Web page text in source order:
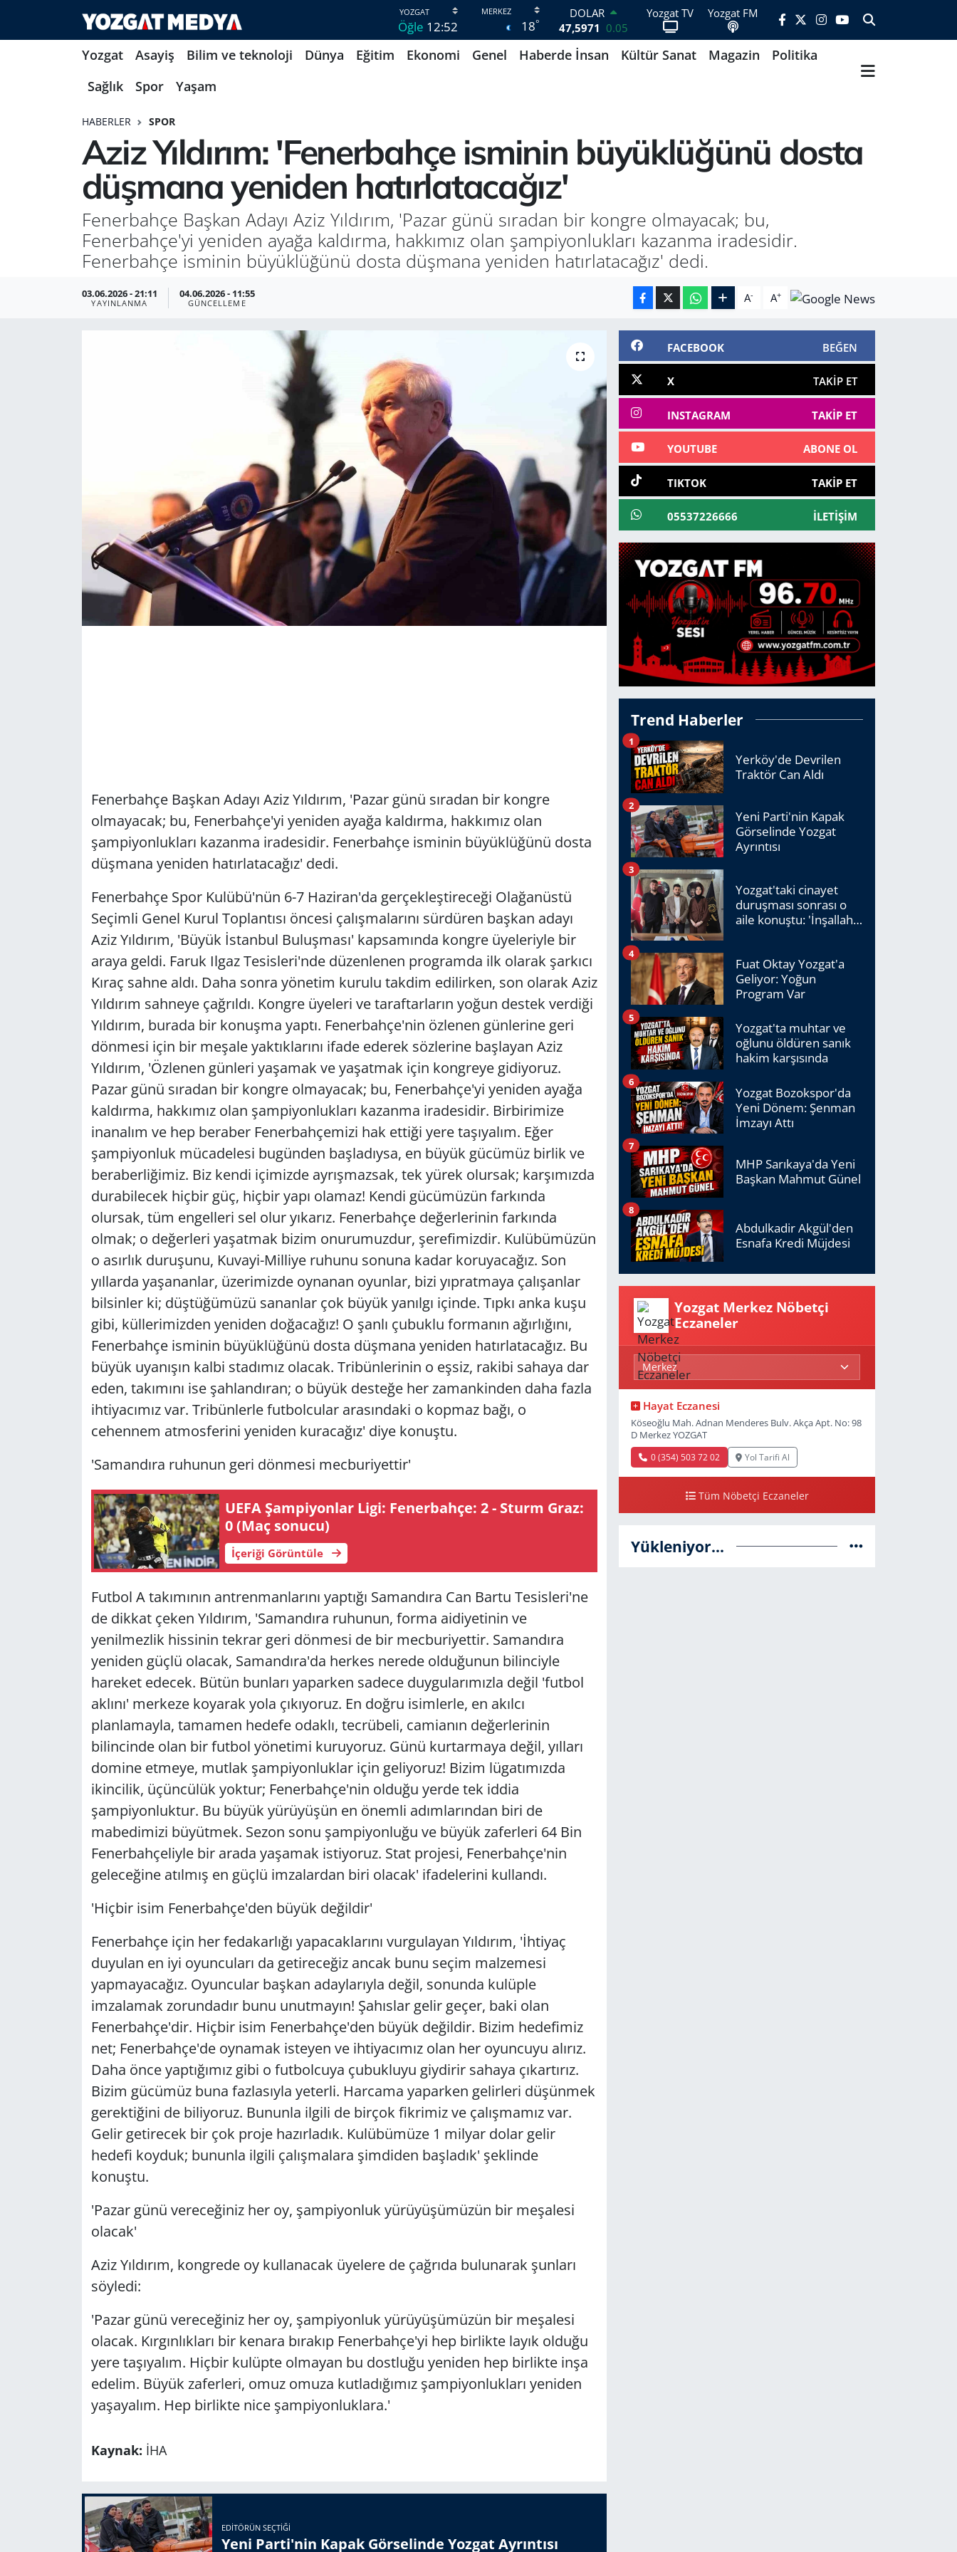
Öğle 12:52 18°
DOLAR
47,5971 0.05
EURO
55,1336 0.18
13.703 11
BITCOIN
64.927,78
1.32
Yozgat TV Yozgat FM
Yozgat Asayiş Bilim ve teknoloji Dünya Eğitim Ekonomi Genel Haberde İnsan Kültür Sanat Magazin
Politika
Sağlık
Spor Yaşam
HABERLER SPOR
Aziz Yıldırım: 'Fenerbahçe isminin büyüklüğünü dosta
düşmana yeniden hatırlatacağız'
Fenerbahçe Başkan Adayı Aziz Yıldırım, 'Pazar günü sıradan bir kongre olmayacak; bu,
Fenerbahçe'yi yeniden ayağa kaldırma, hakkımız olan şampiyonlukları kazanma iradesidir.
Fenerbahçe isminin büyüklüğünü dosta düşmana yeniden hatırlatacağız' dedi.
03.06.2026 - 21:11
YAYINLANMA
04.06.2026 - 11:55
GÜNCELLEME A- A+
Fenerbahçe Başkan Adayı Aziz Yıldırım, 'Pazar günü sıradan bir kongre
olmayacak; bu, Fenerbahçe'yi yeniden ayağa kaldırma, hakkımız olan
şampiyonlukları kazanma iradesidir. Fenerbahçe isminin büyüklüğünü dosta
düşmana yeniden hatırlatacağız' dedi.
Fenerbahçe Spor Kulübü'nün 6-7 Haziran'da gerçekleştireceği Olağanüstü
Seçimli Genel Kurul Toplantısı öncesi çalışmalarını sürdüren başkan adayı
Aziz Yıldırım, 'Büyük İstanbul Buluşması' kapsamında kongre üyeleriyle bir
araya geldi. Faruk Ilgaz Tesisleri'nde düzenlenen programda ilk olarak şarkıcı
Kıraç sahne aldı. Daha sonra yönetim kurulu takdim edilirken, son olarak Aziz
Yıldırım sahneye çağrıldı. Kongre üyeleri ve taraftarların yoğun destek verdiği
Yıldırım, burada bir konuşma yaptı. Fenerbahçe'nin özlenen günlerine geri
dönmesi için bir meşale yaktıklarını ifade ederek sözlerine başlayan Aziz
Yıldırım, 'Özlenen günleri yaşamak ve yaşatmak için kongreye gidiyoruz.
Pazar günü sıradan bir kongre olmayacak; bu, Fenerbahçe'yi yeniden ayağa
kaldırma, hakkımız olan şampiyonlukları kazanma iradesidir. Birbirimize
inanalım ve hep beraber Fenerbahçemizi hak ettiği yere taşıyalım. Eğer
şampiyonluk mücadelesi bugünden başladıysa, en büyük gücümüz birlik ve
beraberliğimiz. Biz kendi içimizde ayrışmazsak, tek yürek olursak; karşımızda
durabilecek hiçbir güç, hiçbir yapı olamaz! Kendi gücümüzün farkında
olursak, tüm engelleri sel olur yıkarız. Fenerbahçe değerlerinin farkında
olmak; o değerleri yaşatmak bizim onurumuzdur, şerefimizdir. Kulübümüzün
o asırlık duruşunu, Kuvayi-Milliye ruhunu sonuna kadar koruyacağız. Son
yıllarda yaşananlar, üzerimizde oynanan oyunlar, bizi yıpratmaya çalışanlar
bilsinler ki; düştüğümüzü sananlar çok büyük yanılgı içinde. Tıpkı anka kuşu
gibi, küllerimizden yeniden doğacağız! O şanlı çubuklu formanın ağırlığını,
Fenerbahçe isminin büyüklüğünü dosta düşmana yeniden hatırlatacağız. Bu
büyük uyanışın kalbi stadımız olacak. Tribünlerinin o eşsiz, rakibi sahaya dar
eden, takımını ise şahlandıran; o büyük desteğe her zamankinden daha fazla
ihtiyacımız var. Tribünlerle futbolcular arasındaki o kopmaz bağı, o
cehennem atmosferini yeniden kuracağız' diye konuştu.
'Samandıra ruhunun geri dönmesi mecburiyettir'
UEFA Şampiyonlar Ligi: Fenerbahçe: 2 - Sturm Graz:
0 (Maç sonucu)
İçeriği Görüntüle
Futbol A takımının antrenmanlarını yaptığı Samandıra Can Bartu Tesisleri'ne
de dikkat çeken Yıldırım, 'Samandıra ruhunun, forma aidiyetinin ve
yenilmezlik hissinin tekrar geri dönmesi de bir mecburiyettir. Samandıra
yeniden güçlü olacak, Samandıra'da herkes nerede olduğunun bilinciyle
hareket edecek. Bütün bunları yaparken sadece duygularımızla değil 'futbol
aklını' merkeze koyarak yola çıkıyoruz. En doğru isimlerle, en akılcı
planlamayla, tamamen hedefe odaklı, tecrübeli, camianın değerlerinin
bilincinde olan bir futbol yönetimi kuruyoruz. Günü kurtarmaya değil, yılları
domine etmeye, mutlak şampiyonluklar için geliyoruz! Bizim lügatımızda
ikincilik, üçüncülük yoktur; Fenerbahçe'nin olduğu yerde tek iddia
şampiyonluktur. Bu büyük yürüyüşün en önemli adımlarından biri de
mabedimizi büyütmek. Sezon sonu şampiyonluğu ve büyük zaferleri 64 Bin
Fenerbahçeliyle bir arada yaşamak istiyoruz. Stat projesi, Fenerbahçe'nin
geleceğine atılmış en güçlü imzalardan biri olacak' ifadelerini kullandı.
'Hiçbir isim Fenerbahçe'den büyük değildir'
Fenerbahçe için her fedakarlığı yapacaklarını vurgulayan Yıldırım, 'İhtiyaç
duyulan en iyi oyuncuları da getireceğiz ancak bunu seçim malzemesi
yapmayacağız. Oyuncular başkan adaylarıyla değil, sonunda kulüple
imzalamak zorundadır bunu unutmayın! Şahıslar gelir geçer, baki olan
Fenerbahçe'dir. Hiçbir isim Fenerbahçe'den büyük değildir. Bizim hedefimiz
net; Fenerbahçe'de oynamak isteyen ve ihtiyacımız olan her oyuncuyu alırız.
Daha önce yaptığımız gibi o futbolcuya çubukluyu giydirir sahaya çıkartırız.
Bizim gücümüz buna fazlasıyla yeterli. Harcama yaparken gelirleri düşünmek
gerektiğini de biliyoruz. Bununla ilgili de birçok fikrimiz ve çalışmamız var.
Gelir getirecek bir çok proje hazırladık. Kulübümüze 1 milyar dolar gelir
hedefi koyduk; bununla ilgili çalışmalara şimdiden başladık' şeklinde
konuştu.
'Pazar günü vereceğiniz her oy, şampiyonluk yürüyüşümüzün bir meşalesi
olacak'
Aziz Yıldırım, kongrede oy kullanacak üyelere de çağrıda bulunarak şunları
söyledi:
'Pazar günü vereceğiniz her oy, şampiyonluk yürüyüşümüzün bir meşalesi
olacak. Kırgınlıkları bir kenara bırakıp Fenerbahçe'yi hep birlikte layık olduğu
yere taşıyalım. Hiçbir kulüpte olmayan bu dostluğu yeniden hep birlikte inşa
edelim. Büyük zaferleri, omuz omuza kutladığımız şampiyonlukları yeniden
yaşayalım. Hep birlikte nice şampiyonluklara.'
Kaynak: İHA
EDITÖRÜN SEÇTIĞI
Yeni Parti'nin Kapak Görselinde Yozgat Ayrıntısı
FACEBOOK BEĞEN
X TAKIP ET
INSTAGRAM TAKIP ET
YOUTUBE ABONE OL
TIKTOK TAKIP ET
05537226666 İLETIŞIM
Trend Haberler
Yerköy'de Devrilen
Traktör Can Aldı
1
Yeni Parti'nin Kapak
Görselinde Yozgat
Ayrıntısı
2
Yozgat'taki cinayet
duruşması sonrası o
aile konuştu: 'İnşallah
3
Fuat Oktay Yozgat'a
Geliyor: Yoğun
Program Var
4
Yozgat'ta muhtar ve
oğlunu öldüren sanık
hakim karşısında
5
Yozgat Bozokspor'da
Yeni Dönem: Şenman
İmzayı Attı
6
MHP Sarıkaya'da Yeni
Başkan Mahmut Günel
7
Abdulkadir Akgül'den
Esnafa Kredi Müjdesi
8
Yozgat Merkez Nöbetçi
Eczaneler
Hayat Eczanesi
Köseoğlu Mah. Adnan Menderes Bulv. Akça Apt. No: 98
D Merkez YOZGAT
0 (354) 503 72 02 Yol Tarifi Al
Tüm Nöbetçi Eczaneler
Yükleniyor...